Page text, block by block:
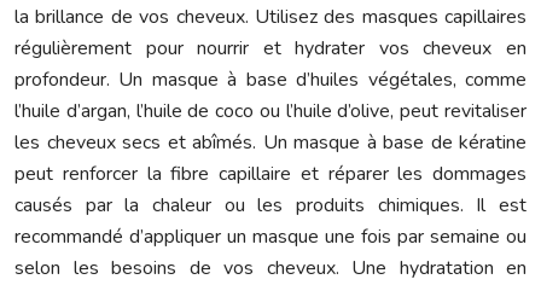
la brillance de vos cheveux. Utilisez des masques capillaires
régulièrement pour nourrir et hydrater vos cheveux en
profondeur. Un masque à base d’huiles végétales, comme
l’huile d’argan, l’huile de coco ou l’huile d’olive, peut revitaliser
les cheveux secs et abîmés. Un masque à base de kératine
peut renforcer la fibre capillaire et réparer les dommages
causés par la chaleur ou les produits chimiques. Il est
recommandé d’appliquer un masque une fois par semaine ou
selon les besoins de vos cheveux. Une hydratation en